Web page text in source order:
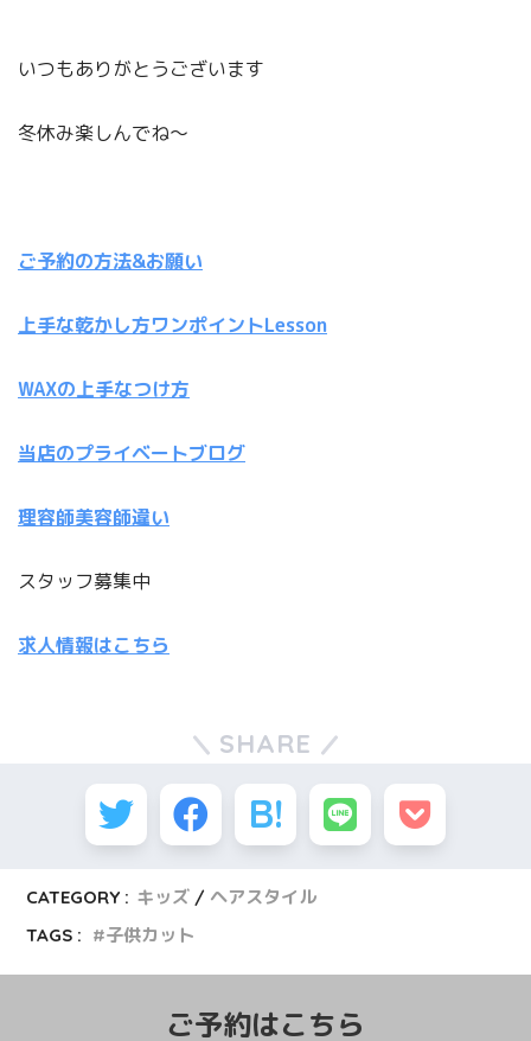
いつもありがとうございます
冬休み楽しんでね〜
ご予約の方法&お願い
上手な乾かし方ワンポイントLesson
WAXの上手なつけ方
当店のプライベートブログ
理容師美容師違い
スタッフ募集中
求人情報はこちら
SHARE
CATEGORY : キッズ
ヘアスタイル
TAGS :
子供カット
ご予約はこちら